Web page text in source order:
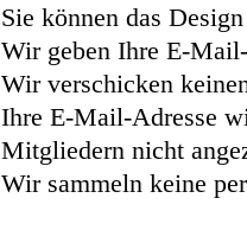
Sie können das
Wir geben Ihre E-
Wir verschicken
Ihre E-Mail-Adresse
Mitgliedern nicht
Wir sammeln keine